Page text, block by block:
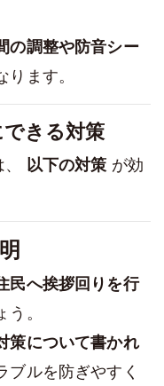
の調整や防音シー
ます。
きる対策
以下の対策 が効
民へ挨拶回りを行
う。
策について書かれ
ルを防ぎやすく